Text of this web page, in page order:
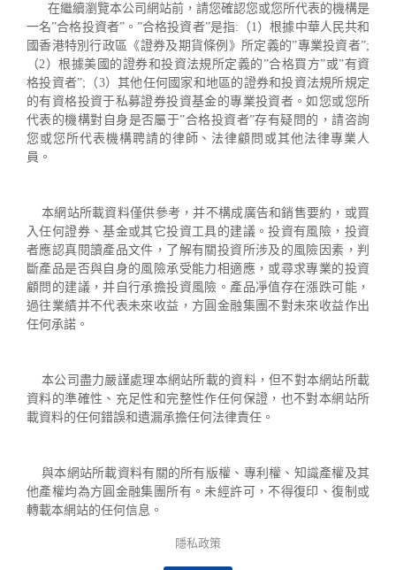
2018 年 11 月
2018 年 8 月
2018 年 6 月
2018 年 5 月
2018 年 4 月
2018 年 3 月
2018 年 1 月
2017 年 12 月
2017 年 9 月
2017 年 6 月
2017 年 5 月
2017 年 4 月
2016 年 12 月
2016 年 11 月
2016 年 9 月
2016 年 3 月
2016 年 2 月
2015 年 11 月
2015 年 10 月
2015 年 7 月
在繼續瀏覽本公司網站前，請您確認您或您所代表的機構是
一名”合格投資者”。”合格投資者”是指:（1）根據中華人民共和
國香港特別行政區《證券及期貨條例》所定義的”專業投資者”;
（2）根據美國的證券和投資法規所定義的”合格買方”或”有資
格投資者”;（3）其他任何國家和地區的證券和投資法規所規定
的有資格投資于私募證券投資基金的專業投資者。如您或您所
代表的機構對自身是否屬于”合格投資者”存有疑問的，請咨詢
您或您所代表機構聘請的律師、法律顧問或其他法律專業人
員。
本網站所載資料僅供參考，并不構成廣告和銷售要約，或買
入任何證券、基金或其它投資工具的建議。投資有風險，投資
者應認真閱讀產品文件，了解有關投資所涉及的風險因素，判
斷產品是否與自身的風險承受能力相適應，或尋求專業的投資
顧問的建議，并自行承擔投資風險。產品凈值存在漲跌可能，
過往業績并不代表未來收益，方圓金融集團不對未來收益作出
任何承諾。
本公司盡力嚴謹處理本網站所載的資料，但不對本網站所載
資料的準確性、充足性和完整性作任何保證，也不對本網站所
載資料的任何錯誤和遺漏承擔任何法律責任。
與本網站所載資料有關的所有版權、專利權、知識產權及其
他產權均為方圓金融集團所有。未經許可，不得復印、復制或
轉載本網站的任何信息。
隱私政策